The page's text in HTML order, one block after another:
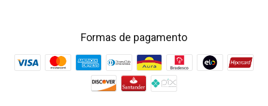
Formas de pagamento